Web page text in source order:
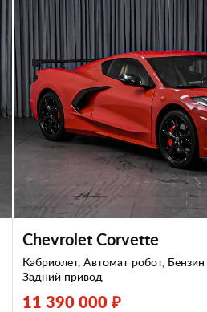
Chevrolet Corvette
Кабриолет, Автомат робот,
Задний привод
11 390 000 ₽